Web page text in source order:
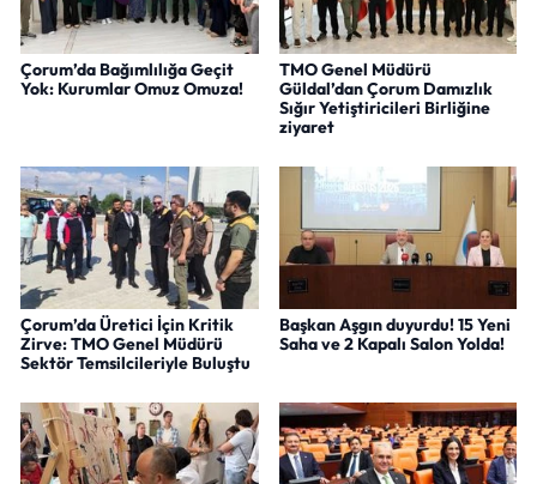
Çorum’da Bağımlılığa Geçit
Yok: Kurumlar Omuz Omuza!
TMO Genel Müdürü
Güldal’dan Çorum Damızlık
Sığır Yetiştiricileri Birliğine
ziyaret
Çorum’da Üretici İçin Kritik
Zirve: TMO Genel Müdürü
Sektör Temsilcileriyle Buluştu
Başkan Aşgın duyurdu! 15 Yeni
Saha ve 2 Kapalı Salon Yolda!